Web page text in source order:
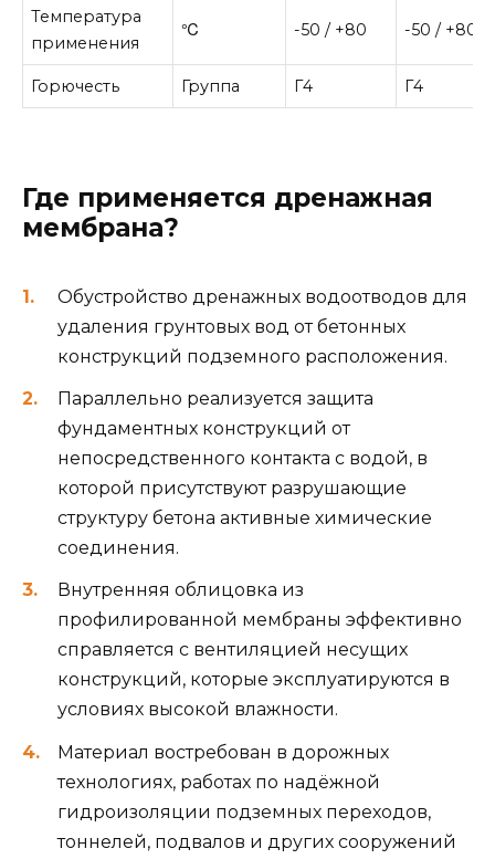
Температура
применения
℃ -50 / +80 -50 / +80
Горючесть Группа Г4 Г4
Где применяется дренажная
мембрана?
Обустройство дренажных водоотводов для
удаления грунтовых вод от бетонных
конструкций подземного расположения.
Параллельно реализуется защита
фундаментных конструкций от
непосредственного контакта с водой, в
которой присутствуют разрушающие
структуру бетона активные химические
соединения.
Внутренняя облицовка из
профилированной мембраны эффективно
справляется с вентиляцией несущих
конструкций, которые эксплуатируются в
условиях высокой влажности.
Материал востребован в дорожных
технологиях, работах по надёжной
гидроизоляции подземных переходов,
тоннелей, подвалов и других сооружений